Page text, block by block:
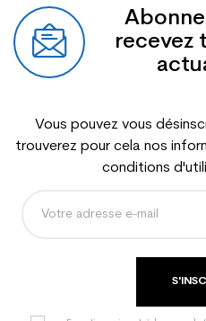
recevez
Vous pouvez vous
trouverez pour cela nos
conditions